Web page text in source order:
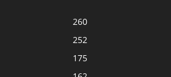
260
252
175